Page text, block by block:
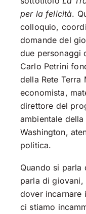
per la felicità.
colloquio,
domande del
due personaggi
Carlo Petrini
della Rete Terra
economista,
direttore del
ambientale
Washington,
politica.
Quando si parla
parla di giovani,
dover incarnare
ci stiamo